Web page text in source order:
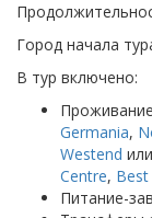
Город начала
В тур включено:
Germania,
Westend
Centre,
Питание-